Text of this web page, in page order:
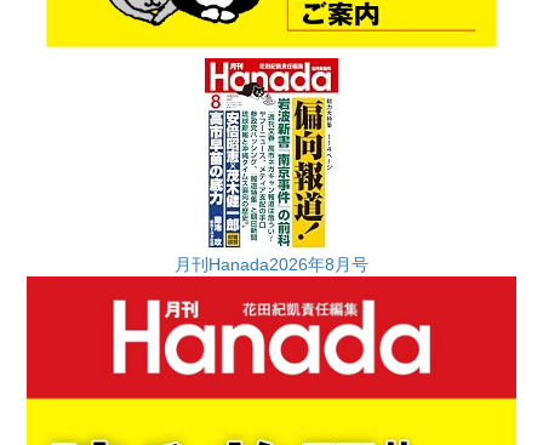
月刊Hanada2026年8月号